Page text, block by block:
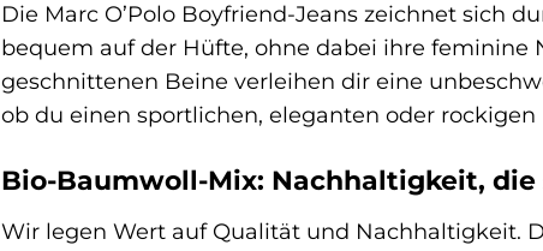
Die Marc O’Polo Boyfriend-Jeans zeichnet sich
bequem auf der Hüfte, ohne dabei ihre feminine
geschnittenen Beine verleihen dir eine
ob du einen sportlichen, eleganten oder
Bio-Baumwoll-Mix: Nachhaltigkeit,
Wir legen Wert auf Qualität und Nachhaltigkeit.